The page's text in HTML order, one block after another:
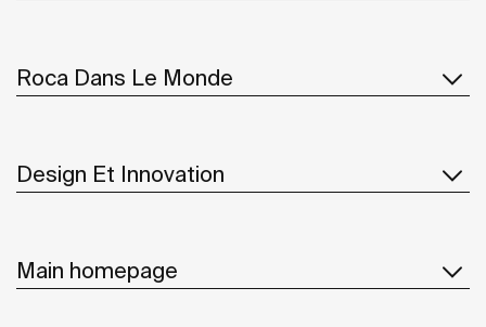
Roca Dans Le Monde
Design Et Innovation
Main homepage